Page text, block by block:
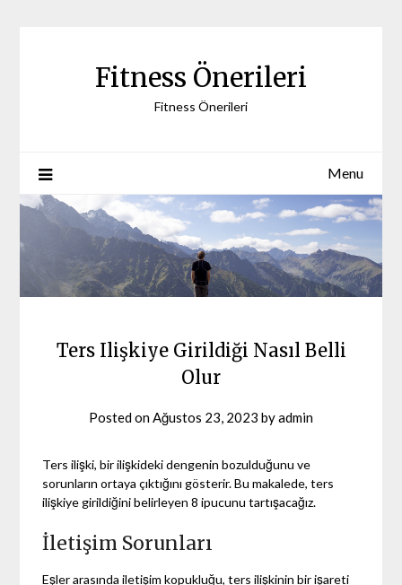
Fitness Önerileri
Fitness Önerileri
Menu
Ters Ilişkiye Girildiği Nasıl Belli
Olur
Posted on Ağustos 23, 2023 byadmin
Ters ilişki, bir ilişkideki dengenin bozulduğunu ve
sorunların ortaya çıktığını gösterir. Bu makalede, ters
ilişkiye girildiğini belirleyen 8 ipucunu tartışacağız.
İletişim Sorunları
Eşler arasında iletişim kopukluğu, ters ilişkinin bir işareti